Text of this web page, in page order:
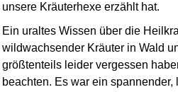
unsere Kräuterhexe erzählt hat.
Ein uraltes Wissen über die
wildwachsender Kräuter in Wald
größtenteils leider vergessen
beachten. Es war ein spannender,